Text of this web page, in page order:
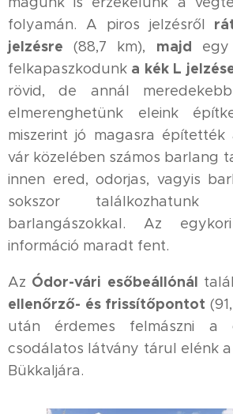
folyamán. A piros jelzésről
jelzésre (88,7 km), majd
felkapaszkodunk a kék L
rövid, de annál
elmerenghetünk eleink
miszerint jó magasra
vár közelében számos barlang
innen ered, odorjas, vagyis
sokszor
barlangászokkal. Az
információ maradt fent.
Az Ódor-vári esőbeállónál
ellenőrző- és frissítőpontot
után érdemes felmászni a
csodálatos látvány tárul elénk
Bükkaljára.